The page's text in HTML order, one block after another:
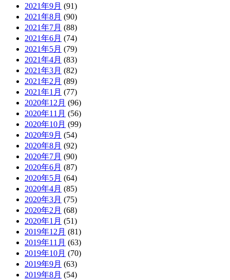
2021年9月 (91)
2021年8月 (90)
2021年7月 (88)
2021年6月 (74)
2021年5月 (79)
2021年4月 (83)
2021年3月 (82)
2021年2月 (89)
2021年1月 (77)
2020年12月 (96)
2020年11月 (56)
2020年10月 (99)
2020年9月 (54)
2020年8月 (92)
2020年7月 (90)
2020年6月 (87)
2020年5月 (64)
2020年4月 (85)
2020年3月 (75)
2020年2月 (68)
2020年1月 (51)
2019年12月 (81)
2019年11月 (63)
2019年10月 (70)
2019年9月 (63)
2019年8月 (54)